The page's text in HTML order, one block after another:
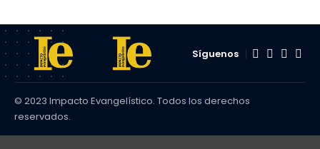
Síguenos
© 2023 Impacto Evangelístico. Todos los derechos
reservados.